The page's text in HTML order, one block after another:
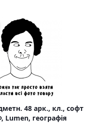
48 арк., кл., софт
Lumen, географія